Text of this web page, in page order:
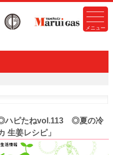
ハピたねvol.113 ◎夏の冷
生姜レシピ」